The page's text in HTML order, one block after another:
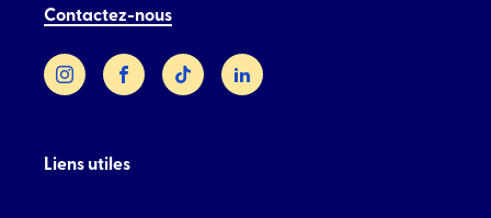
Contactez-nous
InstagramFacebookTikTok LinkedIn
Liens utiles